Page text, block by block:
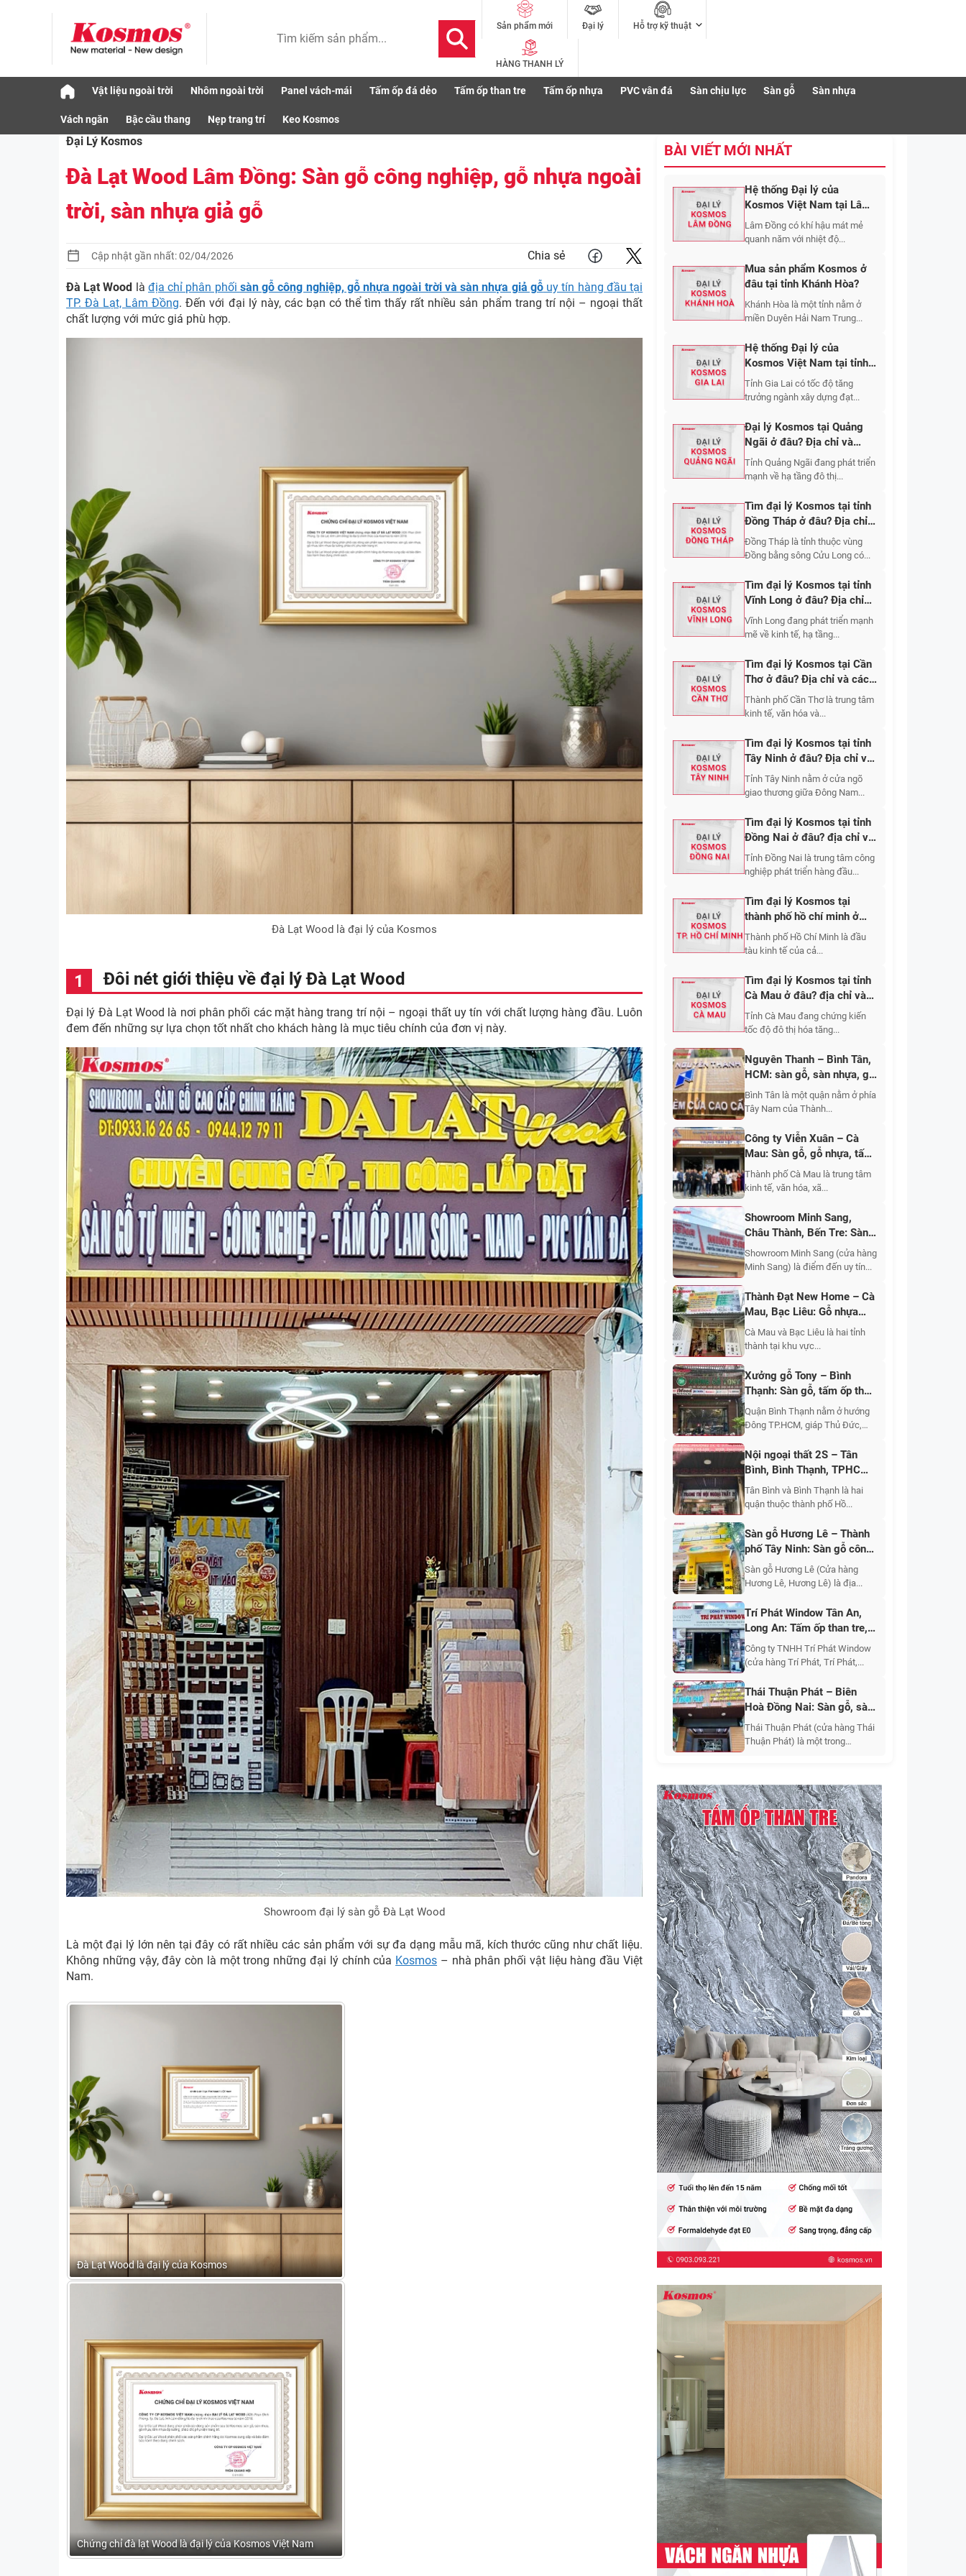
Sản phẩm mới Đại lý Hỗ trợ kỹ thuật
HÀNG THANH LÝ
Vật liệu ngoài trời Nhôm ngoài trời Panel vách-mái Tấm ốp đá dẻo Tấm ốp than tre Tấm ốp nhựa PVC vân đá Sàn chịu lực Sàn gỗ Sàn nhựa
Vách ngăn Bậc cầu thang Nẹp trang trí Keo Kosmos
Đại Lý Kosmos
Đà Lạt Wood Lâm Đồng: Sàn gỗ công nghiệp, gỗ nhựa ngoài
trời, sàn nhựa giả gỗ
Cập nhật gần nhất: 02/04/2026 Chia sẻ
Đà Lạt Wood là địa chỉ phân phối sàn gỗ công nghiệp, gỗ nhựa ngoài trời và sàn nhựa giả gỗuy tín hàng đầu tại
TP. Đà Lạt, Lâm Đồng. Đến với đại lý này, các bạn có thể tìm thấy rất nhiều sản phẩm trang trí nội – ngoại thất
chất lượng với mức giá phù hợp.
Đà Lạt Wood là đại lý của Kosmos
Đôi nét giới thiệu về đại lý Đà Lạt Wood
Đại lý Đà Lạt Wood là nơi phân phối các mặt hàng trang trí nội – ngoại thất uy tín với chất lượng hàng đầu. Luôn
đem đến những sự lựa chọn tốt nhất cho khách hàng là mục tiêu chính của đơn vị này.
Showroom đại lý sàn gỗ Đà Lạt Wood
Là một đại lý lớn nên tại đây có rất nhiều các sản phẩm với sự đa dạng mẫu mã, kích thước cũng như chất liệu.
Không những vậy, đây còn là một trong những đại lý chính của Kosmos – nhà phân phối vật liệu hàng đầu Việt
Nam.
Đà Lạt Wood là đại lý của Kosmos
Chứng chỉ đà lạt Wood là đại lý của Kosmos Việt Nam
BÀI VIẾT MỚI NHẤT
Hệ thống Đại lý của
Kosmos Việt Nam tại Lâm
Đồng
Lâm Đồng có khí hậu mát mẻ
quanh năm với nhiệt độ...
Mua sản phẩm Kosmos ở
đâu tại tỉnh Khánh Hòa?
Khánh Hòa là một tỉnh nằm ở
miền Duyên Hải Nam Trung...
Hệ thống Đại lý của
Kosmos Việt Nam tại tỉnh
Gia Lai
Tỉnh Gia Lai có tốc độ tăng
trưởng ngành xây dựng đạt...
Đại lý Kosmos tại Quảng
Ngãi ở đâu? Địa chỉ và
thông tin liên hệ
Tỉnh Quảng Ngãi đang phát triển
mạnh về hạ tầng đô thị...
Tìm đại lý Kosmos tại tỉnh
Đồng Tháp ở đâu? Địa chỉ
và cách liên hệ?
Đồng Tháp là tỉnh thuộc vùng
Đồng bằng sông Cửu Long có...
Tìm đại lý Kosmos tại tỉnh
Vĩnh Long ở đâu? Địa chỉ
và cách liên hệ?
Vĩnh Long đang phát triển mạnh
mẽ về kinh tế, hạ tầng...
Tìm đại lý Kosmos tại Cần
Thơ ở đâu? Địa chỉ và cách
liên hệ
Thành phố Cần Thơ là trung tâm
kinh tế, văn hóa và...
Tìm đại lý Kosmos tại tỉnh
Tây Ninh ở đâu? Địa chỉ và
cách liên hệ?
Tỉnh Tây Ninh nằm ở cửa ngõ
giao thương giữa Đông Nam...
Tìm đại lý Kosmos tại tỉnh
Đồng Nai ở đâu? địa chỉ và
cách liên hệ?
Tỉnh Đồng Nai là trung tâm công
nghiệp phát triển hàng đầu...
Tìm đại lý Kosmos tại
thành phố hồ chí minh ở
đâu? địa chỉ và cách liên
hệ?
Thành phố Hồ Chí Minh là đầu
tàu kinh tế của cả...
Tìm đại lý Kosmos tại tỉnh
Cà Mau ở đâu? địa chỉ và
cách liên hệ?
Tỉnh Cà Mau đang chứng kiến
tốc độ đô thị hóa tăng...
Nguyên Thanh – Bình Tân,
HCM: sàn gỗ, sàn nhựa, gỗ
nhựa ngoài trời, tấm ốp
nhựa, tấm ốp than tre, giấy
Bình Tân là một quận nằm ở phía
Tây Nam của Thành...
Công ty Viễn Xuân – Cà
Mau: Sàn gỗ, gỗ nhựa, tấm
nhựa ốp tường, thiết kế thi
công sửa chữa nhà
Thành phố Cà Mau là trung tâm
kinh tế, văn hóa, xã...
Showroom Minh Sang,
Châu Thành, Bến Tre: Sàn
nhựa giả gỗ, gỗ nhựa ngoài
trời, tấm ốp than tre, tấm
Showroom Minh Sang (cửa hàng
Minh Sang) là điểm đến uy tín...
Thành Đạt New Home – Cà
Mau, Bạc Liêu: Gỗ nhựa
ngoài trời, sàn gỗ, sàn
nhựa, tấm ốp, sơn nước nội
Cà Mau và Bạc Liêu là hai tỉnh
thành tại khu vực...
Xưởng gỗ Tony – Bình
Thạnh: Sàn gỗ, tấm ốp than
tre, tấm ốp nhựa, gỗ nhựa
ngoài trời, cửa cao cấp
Quận Bình Thạnh nằm ở hướng
Đông TP.HCM, giáp Thủ Đức,
Nội ngoại thất 2S – Tân
Bình, Bình Thạnh, TPHCM:
Tấm ốp nhựa, tấm ốp than
tre, sàn gỗ, sàn nhựa, gỗ
len, nẹp trang trí
Tân Bình và Bình Thạnh là hai
quận thuộc thành phố Hồ...
Sàn gỗ Hương Lê – Thành
phố Tây Ninh: Sàn gỗ công
nghiệp, tự nhiên, gỗ nhựa,
sàn nhựa, tấm ốp nhựa, phụ
Sàn gỗ Hương Lê (Cửa hàng
Hương Lê, Hương Lê) là địa...
Trí Phát Window Tân An,
Long An: Tấm ốp than tre,
sàn gỗ, gỗ nhựa, phào chỉ
Công ty TNHH Trí Phát Window
(cửa hàng Trí Phát, Trí Phát,...
Thái Thuận Phát – Biên
Hoà Đồng Nai: Sàn gỗ, sàn
nhựa, tấm ốp than tre, PVC
vân đá, phào chỉ
Thái Thuận Phát (cửa hàng Thái
Thuận Phát) là một trong